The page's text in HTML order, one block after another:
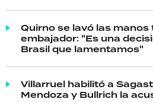
Quirno se lavó las
embajador: "Es una
Brasil que lamentamos"
Villarruel habilitó a
Mendoza y Bullrich la